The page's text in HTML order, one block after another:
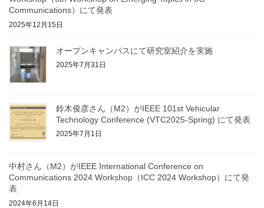
Communications）にて発表
2025年12月15日
オープンキャンパスにて研究室紹介を実施
2025年7月31日
鈴木俊彦さん（M2）がIEEE 101st Vehicular
Technology Conference (VTC2025-Spring) にて発表
2025年7月1日
中村さん（M2）がIEEE International Conference on
Communications 2024 Workshop（ICC 2024 Workshop）にて発
表
2024年6月14日